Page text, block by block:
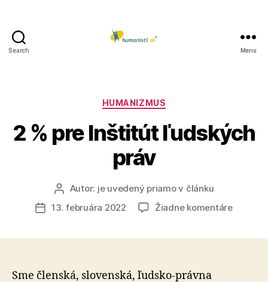
Search Menu
Kategórie
HUMANIZMUS
2 % pre Inštitút ľudských
práv
Autor
článku
Autor: je uvedený priamo v článku
Dátum
13. februára 2022 Žiadne komentárena
Sme členská, slovenská, ľudsko-právna